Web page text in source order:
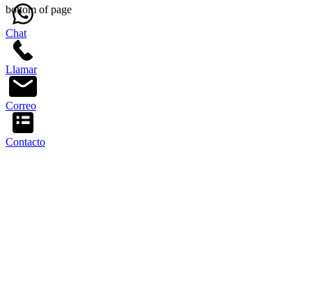
Chat
Llamar
Correo
Contacto
bottom of page